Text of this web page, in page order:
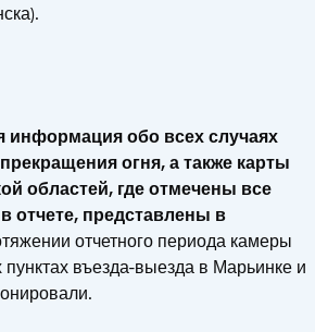
информация обо всех случаях
огня, а также карты
областей, где отмечены все
отчете, представлены в
отчетного периода камеры
въезда-выезда в Марьинке и